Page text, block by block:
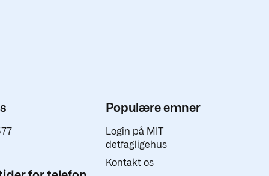
Populære emner
Login på MIT
detfagligehus
Kontakt os